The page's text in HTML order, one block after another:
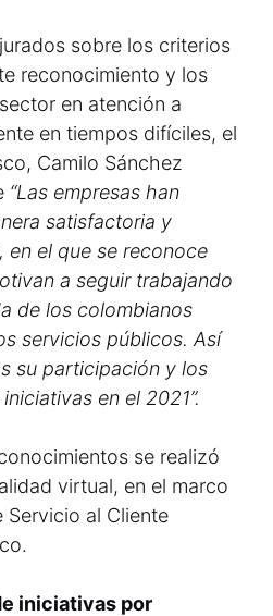
sobre los criterios
reconocimiento y los
en atención a
en tiempos difíciles, el
Camilo Sánchez
“Las empresas han
satisfactoria y
en el que se reconoce
a seguir trabajando
de los colombianos
servicios públicos. Así
su participación y los
en el 2021”.
se realizó
virtual, en el marco
Servicio al Cliente
iniciativas por